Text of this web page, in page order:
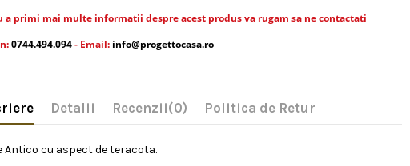
a primi mai multe informatii despre acest produs va rugam sa ne contactati
0744.494.094- Email: info@progettocasa.ro
Detalii Recenzii(0) Politica de Retur
Antico cu aspect de teracota.